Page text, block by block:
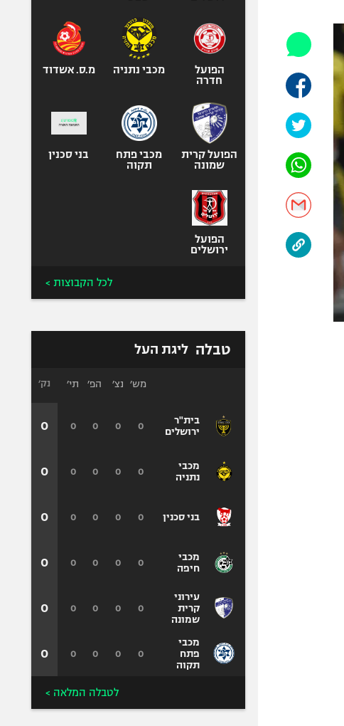
אופניים
ספורט מוטורי
כדורמים
בייסבול MLB
ספורט אתגרי
אומנויות לחימה
הפועל
חדרה
מכבי נתניה מ.ס. אשדוד
הפועל קרית
שמונה
מכבי פתח
תקוה
בני סכנין
הפועל
ירושלים
לכל הקבוצות >
טבלה ליגת העל
בית"ר
ירושלים
מכבי
נתניה
בני סכנין
מכבי
חיפה
עירוני
קרית
שמונה
מכבי
פתח
תקוה
מש׳ נצ׳ הפ׳ תי׳
0
0
0
0
0
0
0
0
0
0
0
0
0
0
0
0
0
0
0
0
0
0
0
0
נק׳
0
0
0
0
0
0
לטבלה המלאה >